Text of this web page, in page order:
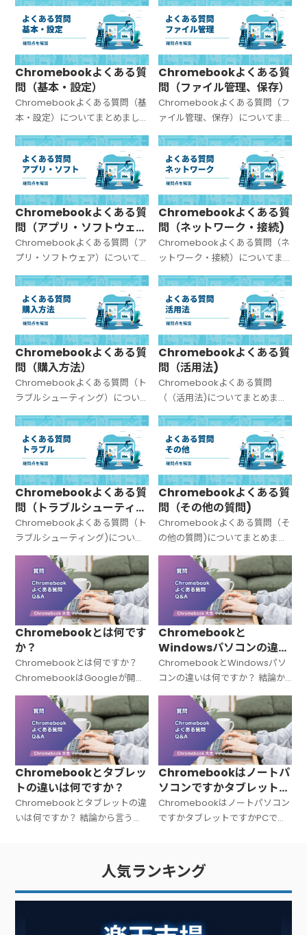
Chromebookよくある質
問（基本・設定）
Chromebookよくある質問（基
本・設定）についてまとめまし
た。
Chromebookよくある質
問（ファイル管理、保存）
Chromebookよくある質問（フ
ァイル管理、保存）についてま
とめました。
Chromebookよくある質
問（アプリ・ソフトウェ
ア）
Chromebookよくある質問（ア
プリ・ソフトウェア）について
まとめました。
Chromebookよくある質
問（ネットワーク・接続)
Chromebookよくある質問（ネ
ットワーク・接続）についてま
とめました。
Chromebookよくある質
問（購入方法）
Chromebookよくある質問（ト
ラブルシューティング）につい
てまとめました。
Chromebookよくある質
問（活用法)
Chromebookよくある質問
（（活用法)についてまとめまし
た。
Chromebookよくある質
問（トラブルシューティン
グ)
Chromebookよくある質問（ト
ラブルシューティング)について
まとめました。
Chromebookよくある質
問（その他の質問)
Chromebookよくある質問（そ
の他の質問)についてまとめまし
た。
Chromebookとは何です
か？
Chromebookとは何ですか？
ChromebookはGoogleが開発
した「Chrome OS（クローム
OS）」を搭載したノートパソコ
ンの総称です。Windowsでも
Macでもない
Chromebookと
Windowsパソコンの違い
は何ですか？
ChromebookとWindowsパソ
コンの違いは何ですか？ 結論か
ら言うと、Chromebookと
Windowsパソコンは「OSが違
う＝中身の設計思想がまったく
違う」パソコンです。C
Chromebookとタブレッ
トの違いは何ですか？
Chromebookとタブレットの違
いは何ですか？ 結論から言う
トは「タッチ操作中心の板型デ
バイス」です。文字入力が多い
Chromebookはノートパ
ソコンですかタブレットで
すかPCですか？
Chromebookはノートパソコン
ですかタブレットですかPCです
ン（PC）」です。広い意味での
PC（パーソナルコンピュータ
ー）
人気ランキング